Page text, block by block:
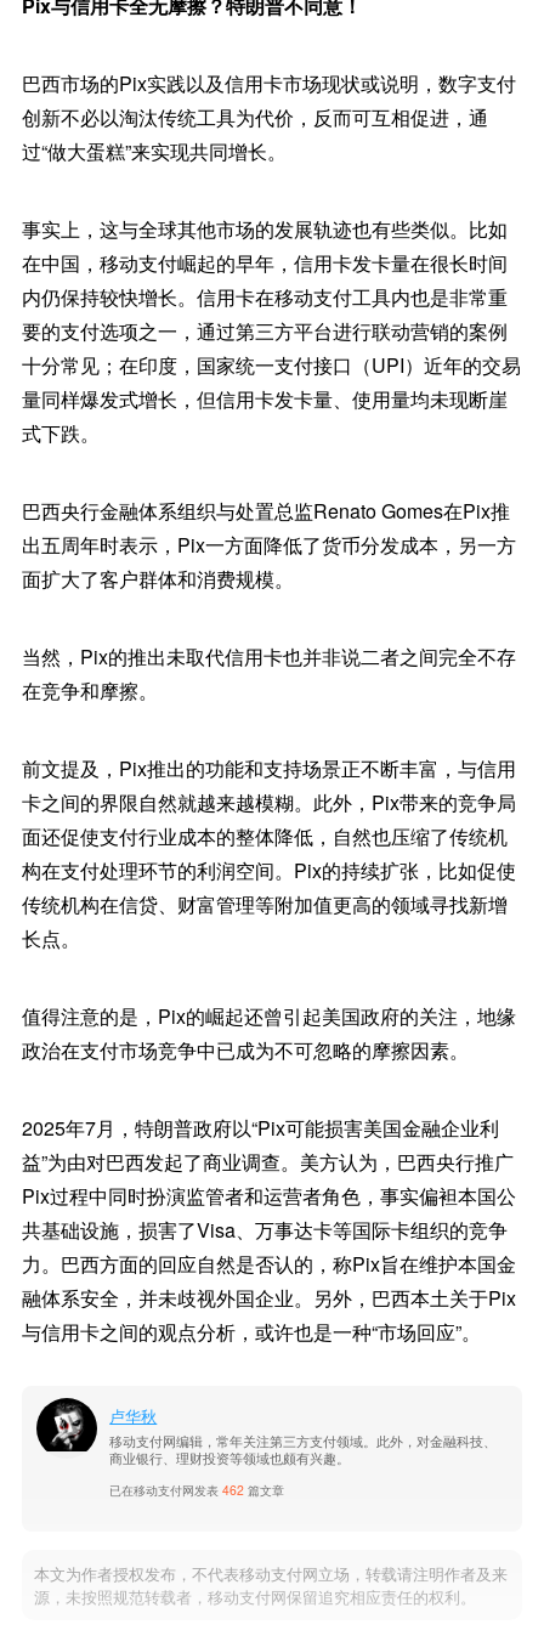
巴西市场的Pix实践以及信用卡市场现状或说明，数字支付
创新不必以淘汰传统工具为代价，反而可互相促进，通
过“做大蛋糕”来实现共同增长。
事实上，这与全球其他市场的发展轨迹也有些类似。比如
在中国，移动支付崛起的早年，信用卡发卡量在很长时间
内仍保持较快增长。信用卡在移动支付工具内也是非常重
要的支付选项之一，通过第三方平台进行联动营销的案例
十分常见；在印度，国家统一支付接口（UPI）近年的交易
量同样爆发式增长，但信用卡发卡量、使用量均未现断崖
式下跌。
巴西央行金融体系组织与处置总监Renato Gomes在Pix推
出五周年时表示，Pix一方面降低了货币分发成本，另一方
面扩大了客户群体和消费规模。
当然，Pix的推出未取代信用卡也并非说二者之间完全不存
在竞争和摩擦。
前文提及，Pix推出的功能和支持场景正不断丰富，与信用
卡之间的界限自然就越来越模糊。此外，Pix带来的竞争局
面还促使支付行业成本的整体降低，自然也压缩了传统机
构在支付处理环节的利润空间。Pix的持续扩张，比如促使
传统机构在信贷、财富管理等附加值更高的领域寻找新增
长点。
值得注意的是，Pix的崛起还曾引起美国政府的关注，地缘
政治在支付市场竞争中已成为不可忽略的摩擦因素。
2025年7月，特朗普政府以“Pix可能损害美国金融企业利
益”为由对巴西发起了商业调查。美方认为，巴西央行推广
Pix过程中同时扮演监管者和运营者角色，事实偏袒本国公
共基础设施，损害了Visa、万事达卡等国际卡组织的竞争
力。巴西方面的回应自然是否认的，称Pix旨在维护本国金
融体系安全，并未歧视外国企业。另外，巴西本土关于Pix
与信用卡之间的观点分析，或许也是一种“市场回应”。
卢华秋
移动支付网编辑，常年关注第三方支付领域。此外，对金融科技、
商业银行、理财投资等领域也颇有兴趣。
已在移动支付网发表462 篇文章
本文为作者授权发布，不代表移动支付网立场，转载请注明作者及来
源，未按照规范转载者，移动支付网保留追究相应责任的权利。